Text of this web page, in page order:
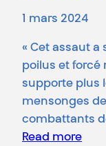
1 mars 2024
« Cet assaut a
poilus et forcé
supporte plus
mensonges de
combattants
Read more